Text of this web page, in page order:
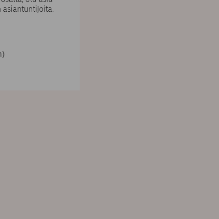
asiantuntijoita.